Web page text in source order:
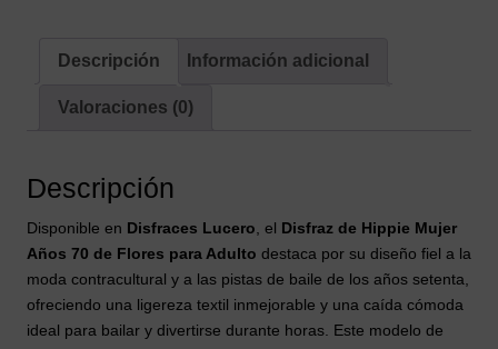
Campana
Cinta
Pelo
(2
Piezas)
cantidad
Descripción Información adicional
Valoraciones (0)
Descripción
Disponible en Disfraces Lucero , el Disfraz de Hippie Mujer
Años 70 de Flores para Adulto destaca por su diseño fiel a la
moda contracultural y a las pistas de baile de los años setenta,
ofreciendo una ligereza textil inmejorable y una caída cómoda
ideal para bailar y divertirse durante horas. Este modelo de